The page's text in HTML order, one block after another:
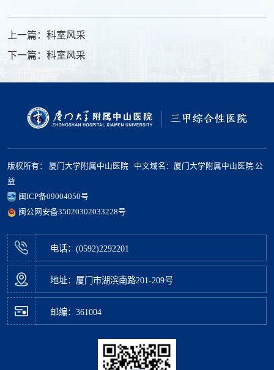
上一篇：科室风采
下一篇：科室风采
版权所有： 厦门大学附属中山医院 中文域名：厦门大学附属中山医院.公
益
闽ICP备09004050号
闽公网安备35020302033228号
电话：(0592)2292201
地址：厦门市湖滨南路201-209号
邮编：361004